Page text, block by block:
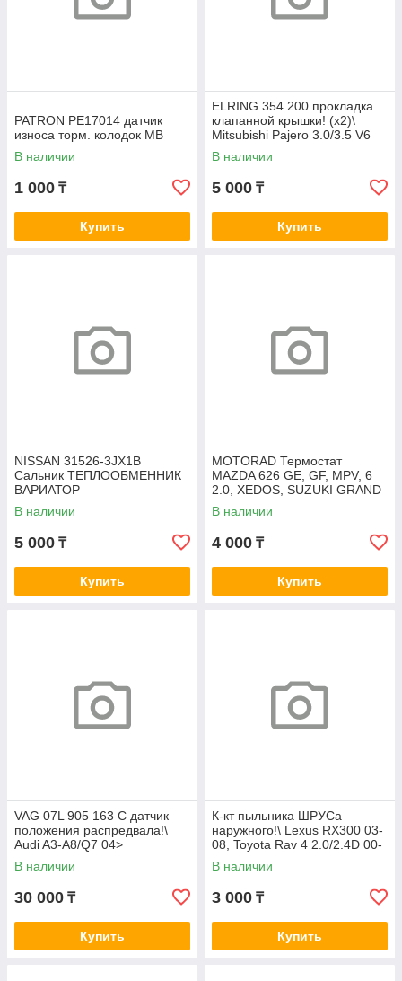
PATRON PE17014 датчик
износа торм. колодок MB
В наличии
1 000 ₸
Купить
ELRING 354.200 прокладка
клапанной крышки! (x2)\
Mitsubishi Pajero 3.0/3.5 V6
24V 95>
В наличии
5 000 ₸
Купить
NISSAN 31526-3JX1B
Сальник ТЕПЛООБМЕННИК
ВАРИАТОР
В наличии
5 000 ₸
Купить
MOTORAD Термостат
MAZDA 626 GE, GF, MPV, 6
2.0, XEDOS, SUZUKI GRAND
VITARA, SUZUKI VITARA,
FORD PROBE
В наличии
4 000 ₸
Купить
VAG 07L 905 163 C датчик
положения распредвала!\
Audi A3-A8/Q7 04>
В наличии
30 000 ₸
Купить
К-кт пыльника ШРУСа
наружного!\ Lexus RX300 03-
08, Toyota Rav 4 2.0/2.4D 00-
05
В наличии
3 000 ₸
Купить